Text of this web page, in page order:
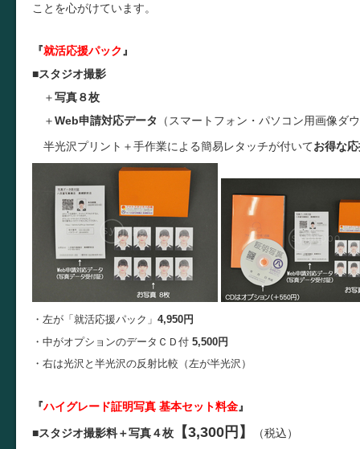
ことを心がけています。
『就活応援パック』
■スタジオ撮影
＋写真８枚
＋Web申請対応データ （スマートフォン・パソコン用画像ダ
半光沢プリント＋手作業による簡易レタッチが付いてお得な
・左が「就活応援パック」 4,950円
・中がオプションのデータＣＤ付 5,500円
・右は光沢と半光沢の反射比較（左が半光沢）
『ハイグレード証明写真 基本セット料金』
■スタジオ撮影料＋写真４枚 【3,300円】
（税込）